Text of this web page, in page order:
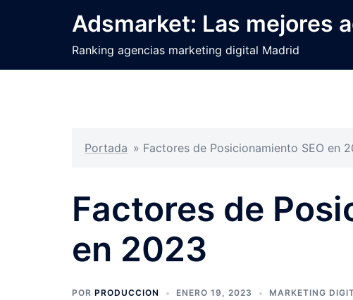
Adsmarket: Las mejores
Ranking agencias marketing digital Madrid
Portada » Factores de Posicionamiento SEO en
Factores de
en 2023
POR PRODUCCION ENERO 19, 2023 MARKETING